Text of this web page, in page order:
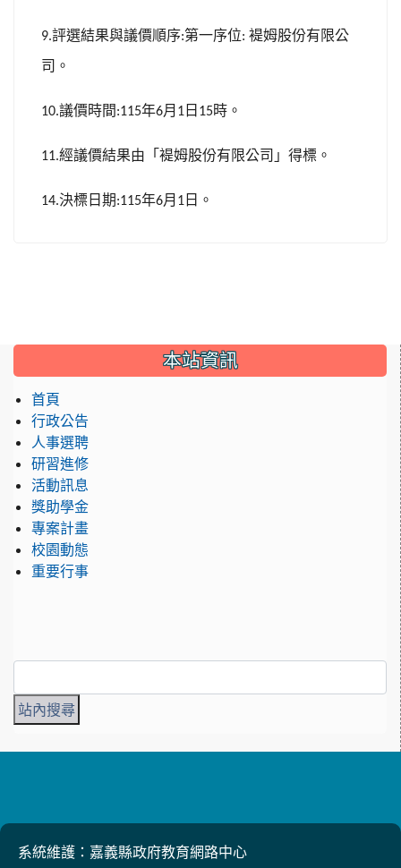
9.評選結果與議價順序:第一序位: 褆姆股份有限公
司。
10.議價時間:115年6月 1 日 15時。
11.經議價結果由「褆姆股份有限公司」得標。
14.決標日期:115年6月 1 日。
::: 本站資訊
首頁
行政公告
人事選聘
研習進修
活動訊息
獎助學金
專案計畫
校園動態
重要行事
系統維護：嘉義縣政府教育網路中心